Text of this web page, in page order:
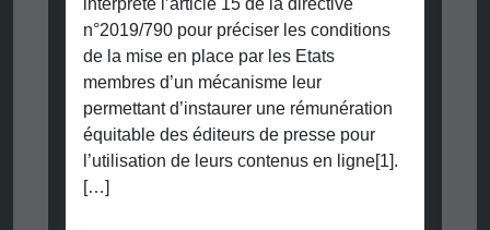
interprété l’article 15 de la directive
n°2019/790 pour préciser les conditions
de la mise en place par les Etats
membres d’un mécanisme leur
permettant d’instaurer une rémunération
équitable des éditeurs de presse pour
l’utilisation de leurs contenus en ligne[1].
[…]